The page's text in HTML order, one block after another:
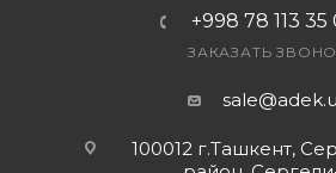
+998 78 113 35
ЗАКАЗАТЬ
100012 г.Ташкент,